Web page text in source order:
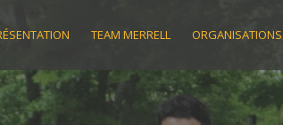
TEAM MERRELL ORGANISATIONS